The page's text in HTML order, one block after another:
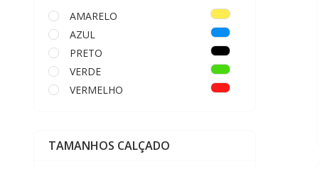
AMARELO
AZUL
PRETO
VERDE
VERMELHO
TAMANHOS CALÇADO